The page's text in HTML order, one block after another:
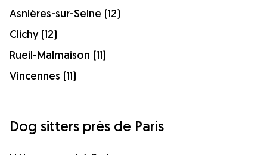
Asnières-sur-Seine (12)
Clichy (12)
Rueil-Malmaison (11)
Vincennes (11)
Dog sitters près de Paris